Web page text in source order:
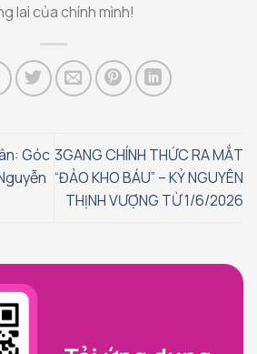
lai của chính mình!
Góc 3GANG CHÍNH THỨC RA MẮT
“ĐẢO KHO BÁU” – KỶ NGUYÊN
THỊNH VƯỢNG TỪ 1/6/2026